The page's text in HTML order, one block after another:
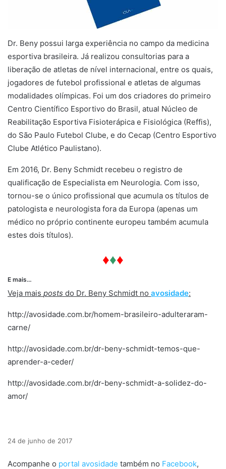
Dr. Beny possui larga experiência no campo da medicina
esportiva brasileira. Já realizou consultorias para a
liberação de atletas de nível internacional, entre os quais,
jogadores de futebol profissional e atletas de algumas
modalidades olímpicas. Foi um dos criadores do primeiro
Centro Científico Esportivo do Brasil, atual Núcleo de
Reabilitação Esportiva Fisioterápica e Fisiológica (Reffis),
do São Paulo Futebol Clube, e do Cecap (Centro Esportivo
Clube Atlético Paulistano).
Em 2016, Dr. Beny Schmidt recebeu o registro de
qualificação de Especialista em Neurologia. Com isso,
tornou-se o único profissional que acumula os títulos de
patologista e neurologista fora da Europa (apenas um
médico no próprio continente europeu também acumula
estes dois títulos).
♦♦♦
E mais…
Veja mais posts do Dr. Beny Schmidt no avosidade:
http://avosidade.com.br/homem-brasileiro-adulteraram-
carne/
http://avosidade.com.br/dr-beny-schmidt-temos-que-
aprender-a-ceder/
http://avosidade.com.br/dr-beny-schmidt-a-solidez-do-
amor/
24 de junho de 2017
Acompanhe o portal avosidade também no Facebook,